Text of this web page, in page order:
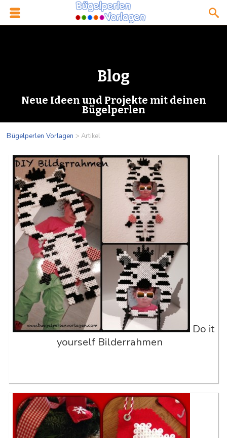
Blog
Neue Ideen und Projekte mit deinen
Bügelperlen
Bügelperlen Vorlagen > Artikel
Do it
yourself Bilderrahmen